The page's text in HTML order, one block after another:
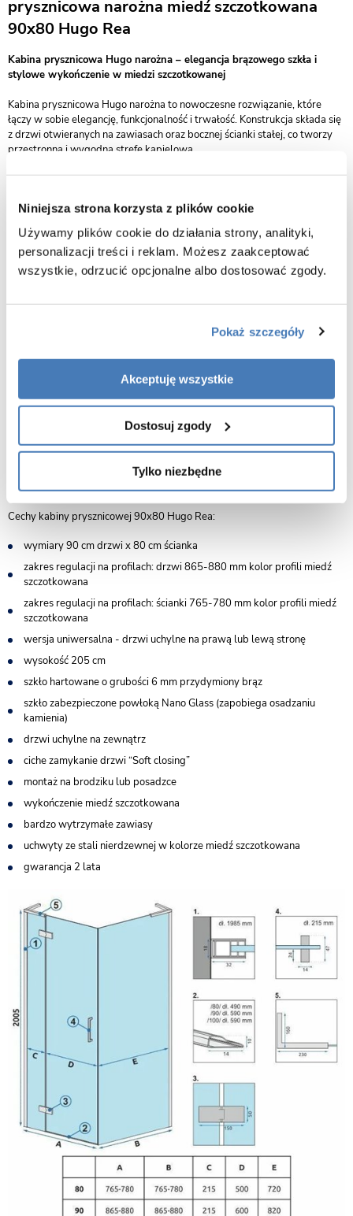
Niniejsza strona korzysta z plików cookie
Używamy plików cookie do działania strony, analityki,
personalizacji treści i reklam. Możesz zaakceptować
wszystkie, odrzucić opcjonalne albo dostosować zgody.
Pokaż szczegóły
Akceptuję wszystkie
Dostosuj zgody
Tylko niezbędne
prysznicowa narożna miedź szczotkowana
90x80 Hugo Rea
Kabina prysznicowa Hugo narożna – elegancja brązowego szkła i
stylowe wykończenie w miedzi szczotkowanej
Kabina prysznicowa Hugo narożna to nowoczesne rozwiązanie, które
łączy w sobie elegancję, funkcjonalność i trwałość. Konstrukcja składa się
z drzwi otwieranych na zawiasach oraz bocznej ścianki stałej, co tworzy
przestronną i wygodną strefę kąpielową.
Do produkcji zastosowano hartowane szkło w przydymionym, brązowym
wnętrzu wyjątkowego charakteru. Połączenie go z profilami z
wytrzymałego aluminium w kolorze miedzi szczotkowanej nadaje kabinie
luksusowego i nowoczesnego wyglądu.
Powierzchnia szkła została pokryta innowacyjną powłoką Easy Clean,
ergonomiczny uchwyt podkreśla designerski charakter kabiny. Model
Hugo daje pełną swobodę montażu – można go zainstalować zarówno na
klasycznym brodziku, jak i bezpośrednio na posadzce z odwodnieniem
liniowym, co pozwala dopasować rozwiązanie do każdej aranżacji
Kabina prysznicowa Hugo narożna to propozycja dla osób, które cenią
komfort użytkowania, elegancki wygląd i solidne wykonanie w jednym
Cechy kabiny prysznicowej 90x80 Hugo Rea:
wymiary 90 cm drzwi x 80 cm ścianka
zakres regulacji na profilach: drzwi 865-880 mm kolor profili miedź
szczotkowana
zakres regulacji na profilach: ścianki 765-780 mm kolor profili miedź
szczotkowana
wersja uniwersalna - drzwi uchylne na prawą lub lewą stronę
wysokość 205 cm
szkło hartowane o grubości 6 mm przydymiony brąz
szkło zabezpieczone powłoką Nano Glass (zapobiega osadzaniu
kamienia)
drzwi uchylne na zewnątrz
ciche zamykanie drzwi “Soft closing”
montaż na brodziku lub posadzce
wykończenie miedź szczotkowana
bardzo wytrzymałe zawiasy
uchwyty ze stali nierdzewnej w kolorze miedź szczotkowana
gwarancja 2 lata